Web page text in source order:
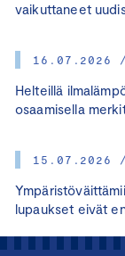
vaikuttaneet
16.07.2026 /
Helteillä
osaamisella
15.07.2026 /
lupaukset eivät